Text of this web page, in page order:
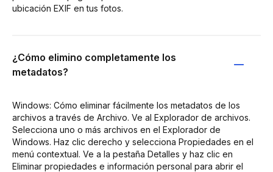
ubicación EXIF en tus fotos.
¿Cómo elimino completamente los
metadatos?
Windows: Cómo eliminar fácilmente los metadatos de los
archivos a través de Archivo. Ve al Explorador de archivos.
Selecciona uno o más archivos en el Explorador de
Windows. Haz clic derecho y selecciona Propiedades en el
menú contextual. Ve a la pestaña Detalles y haz clic en
Eliminar propiedades e información personal para abrir el